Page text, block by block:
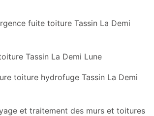
fuite toiture Tassin La Demi
Tassin La Demi Lune
toiture hydrofuge Tassin La Demi
et traitement des murs et toitures